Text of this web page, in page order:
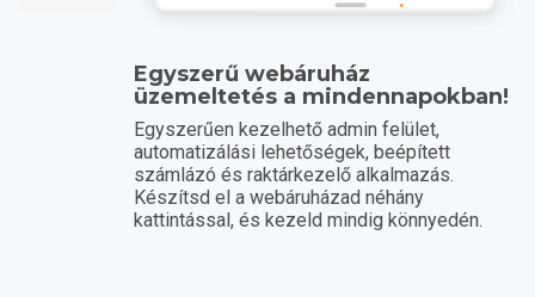
Egyszerű webáruház
üzemeltetés a mindennapokban!
Egyszerűen kezelhető admin felület,
automatizálási lehetőségek, beépített
számlázó és raktárkezelő alkalmazás.
Készítsd el a webáruházad néhány
kattintással, és kezeld mindig könnyedén.